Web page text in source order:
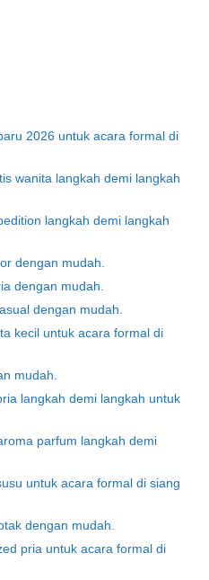
2026 untuk acara formal di
wanita langkah demi langkah
langkah demi langkah
dengan mudah.
dengan mudah.
dengan mudah.
kecil untuk acara formal di
mudah.
langkah demi langkah untuk
parfum langkah demi
untuk acara formal di siang
dengan mudah.
pria untuk acara formal di